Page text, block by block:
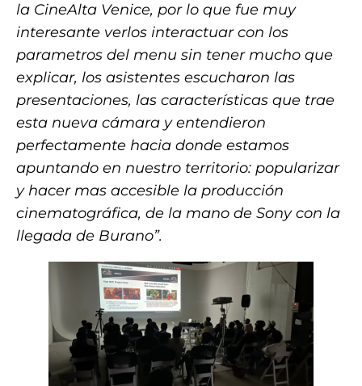
la CineAlta Venice, por lo que fue muy
interesante verlos interactuar con los
parametros del menu sin tener mucho que
explicar, los asistentes escucharon las
presentaciones, las características que trae
esta nueva cámara y entendieron
perfectamente hacia donde estamos
apuntando en nuestro territorio: popularizar
y hacer mas accesible la producción
cinematográfica, de la mano de Sony con la
llegada de Burano”.